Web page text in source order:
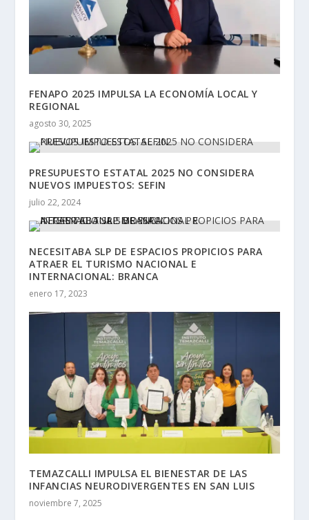
FENAPO 2025 IMPULSA LA ECONOMÍA LOCAL Y
REGIONAL
agosto 30, 2025
PRESUPUESTO ESTATAL 2025 NO CONSIDERA
NUEVOS IMPUESTOS: SEFIN
julio 22, 2024
NECESITABA SLP DE ESPACIOS PROPICIOS PARA
ATRAER EL TURISMO NACIONAL E
INTERNACIONAL: BRANCA
enero 17, 2023
TEMAZCALLI IMPULSA EL BIENESTAR DE LAS
INFANCIAS NEURODIVERGENTES EN SAN LUIS
noviembre 7, 2025